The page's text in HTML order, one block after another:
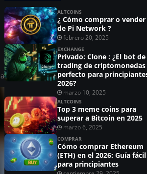
ALTCOINS
¿ Cómo comprar o vender
de Pi Network ?
febrero 20, 2025
EXCHANGE
Privado: Clone : ¿El bot de
trading de criptomonedas
perfecto para
2026?
marzo 10, 2025
ALTCOINS
Top 3 meme coins para
superar a Bitcoin en 2025
marzo 6, 2025
COMPRAR
Cómo comprar Ethereum
(ETH) en el 2026: Guía fácil
para principiantes